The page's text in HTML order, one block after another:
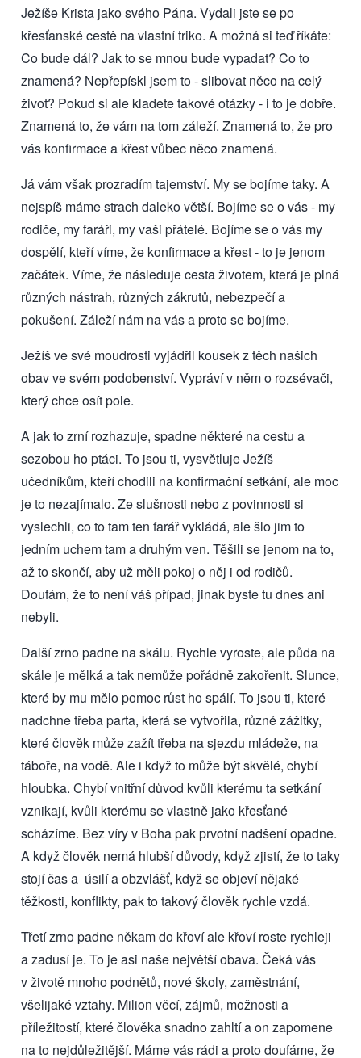
Ježíše Krista jako svého Pána. Vydali jste se po
křesťanské cestě na vlastní triko. A možná si teď říkáte:
Co bude dál? Jak to se mnou bude vypadat? Co to
znamená? Nepřepískl jsem to - slibovat něco na celý
život? Pokud si ale kladete takové otázky - i to je dobře.
Znamená to, že vám na tom záleží. Znamená to, že pro
vás konfirmace a křest vůbec něco znamená.
Já vám však prozradím tajemství. My se bojíme taky. A
nejspíš máme strach daleko větší. Bojíme se o vás - my
rodiče, my faráři, my vaši přátelé. Bojíme se o vás my
dospělí, kteří víme, že konfirmace a křest - to je jenom
začátek. Víme, že následuje cesta životem, která je plná
různých nástrah, různých zákrutů, nebezpečí a
pokušení. Záleží nám na vás a proto se bojíme.
Ježíš ve své moudrosti vyjádřil kousek z těch našich
obav ve svém podobenství. Vypráví v něm o rozsévači,
který chce osít pole.
A jak to zrní rozhazuje, spadne některé na cestu a
sezobou ho ptáci. To jsou ti, vysvětluje Ježíš
učedníkům, kteří chodili na konfirmační setkání, ale moc
je to nezajímalo. Ze slušnosti nebo z povinnosti si
vyslechli, co to tam ten farář vykládá, ale šlo jim to
jedním uchem tam a druhým ven. Těšili se jenom na to,
až to skončí, aby už měli pokoj o něj i od rodičů.
Doufám, že to není váš případ, jinak byste tu dnes ani
nebyli.
Další zrno padne na skálu. Rychle vyroste, ale půda na
skále je mělká a tak nemůže pořádně zakořenit. Slunce,
které by mu mělo pomoc růst ho spálí. To jsou ti, které
nadchne třeba parta, která se vytvořila, různé zážitky,
které člověk může zažít třeba na sjezdu mládeže, na
táboře, na vodě. Ale i když to může být skvělé, chybí
hloubka. Chybí vnitřní důvod kvůli kterému ta setkání
vznikají, kvůli kterému se vlastně jako křesťané
scházíme. Bez víry v Boha pak prvotní nadšení opadne.
A když člověk nemá hlubší důvody, když zjistí, že to taky
stojí čas a úsilí a obzvlášť, když se objeví nějaké
těžkosti, konflikty, pak to takový člověk rychle vzdá.
Třetí zrno padne někam do křoví ale křoví roste rychleji
a zadusí je. To je asi naše největší obava. Čeká vás
v životě mnoho podnětů, nové školy, zaměstnání,
všelijaké vztahy. Milion věcí, zájmů, možnosti a
příležitostí, které člověka snadno zahltí a on zapomene
na to nejdůležitější. Máme vás rádi a proto doufáme, že